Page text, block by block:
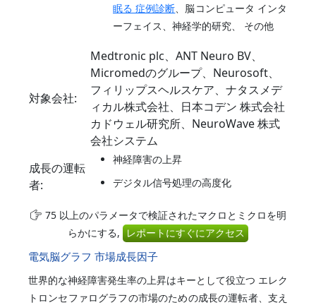
眠る 症例診断 、脳コンピュータ インタ
ーフェイス、神経学的研究、 その他
対象会社:
Medtronic plc、ANT Neuro BV、
Micromedのグループ、Neurosoft、
フィリップスヘルスケア、ナタスメデ
ィカル株式会社、日本コデン 株式会社
カドウェル研究所、NeuroWave 株式
会社システム
成長の運転
者:
神経障害の上昇
デジタル信号処理の高度化
75 以上のパラメータで検証されたマクロとミクロを明
らかにする, レポートにすぐにアクセス
電気脳グラフ 市場成長因子
世界的な神経障害発生率の上昇はキーとして役立つ エレク
トロンセファログラフの市場のための成長の運転者、支え